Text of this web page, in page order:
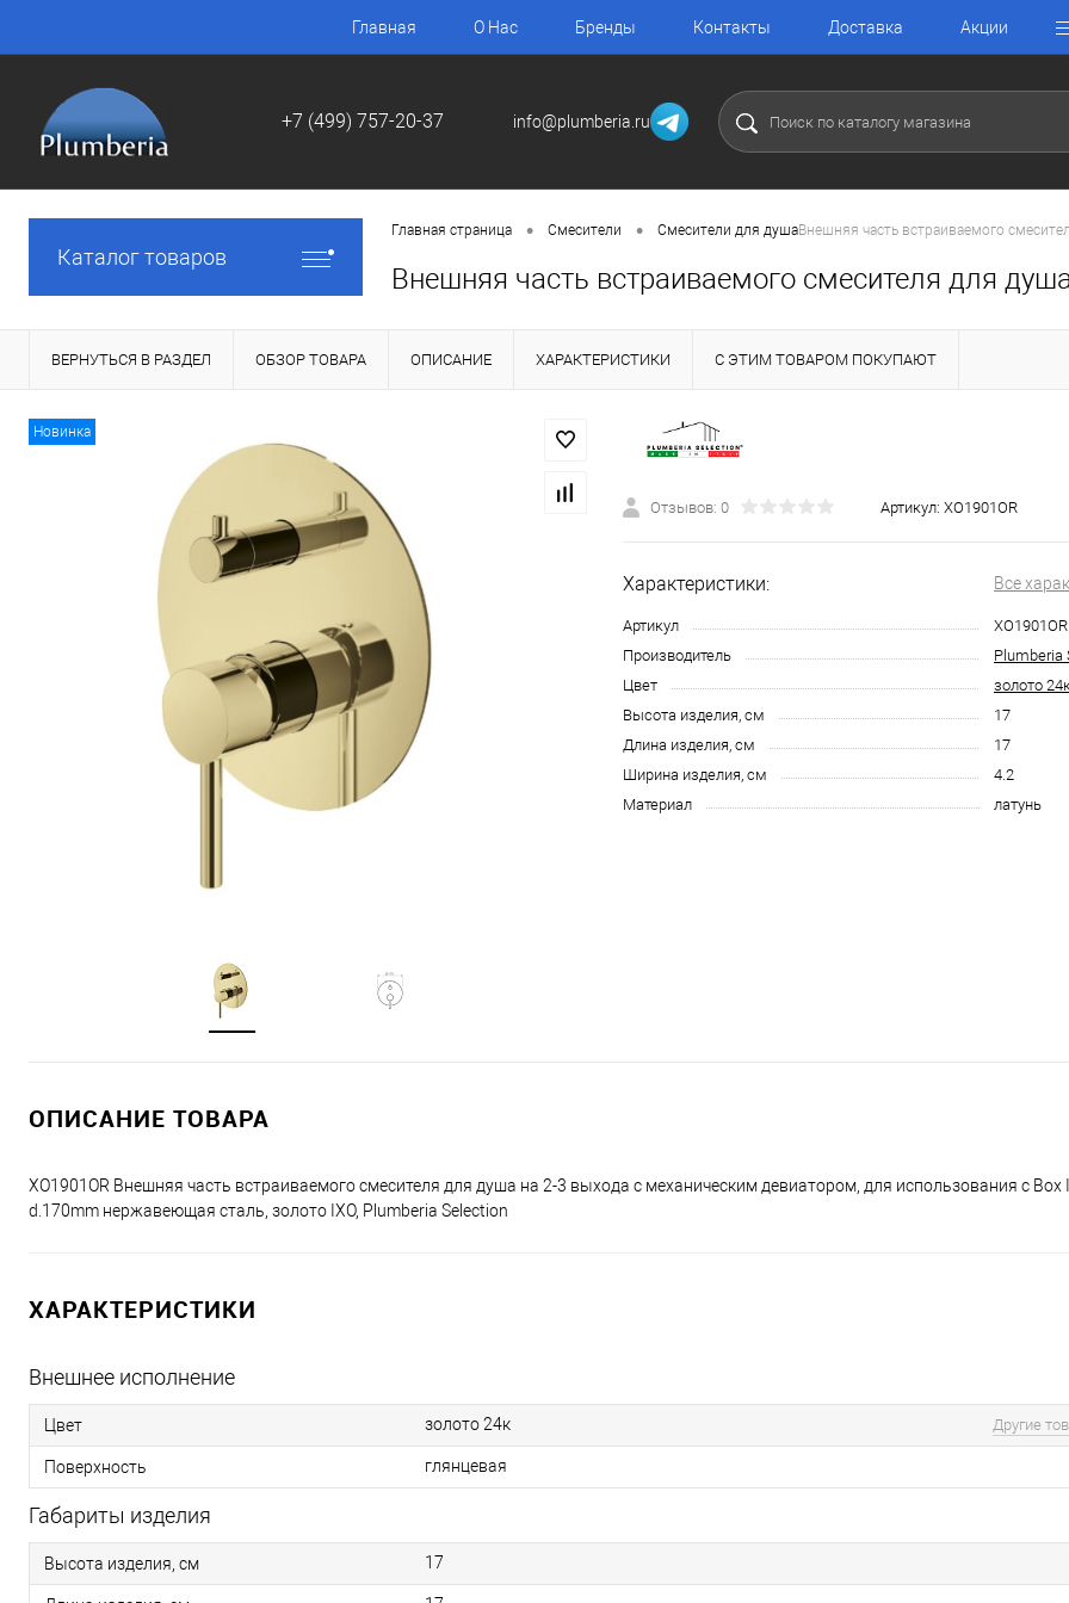
Главная О Нас Бренды Контакты Доставка Акции
+7 (499) 757-20-37 info@plumberia.ru
Каталог товаров
Главная страница • Смесители • Смесители для душаВнешняя часть встраиваемого
Внешняя часть встраиваемого смесителя для
ВЕРНУТЬСЯ В РАЗДЕЛ ОБЗОР ТОВАРА ОПИСАНИЕ ХАРАКТЕРИСТИКИ С ЭТИМ ТОВАРОМ ПОКУПАЮТ
Новинка
Отзывов: 0 Артикул: XO1901OR
Характеристики: Все
Артикул
XO1901OR
Производитель
Plumberia
Цвет
золото
Высота изделия, см
17
Длина изделия, см
17
Ширина изделия, см
4.2
Материал
латунь
ОПИСАНИЕ ТОВАРА
XO1901OR Внешняя часть встраиваемого смесителя для душа на 2-3 выхода с механическим девиатором, для использования с Box
d.170mm нержавеющая сталь, золото IXO, Plumberia Selection
ХАРАКТЕРИСТИКИ
Внешнее исполнение
Цвет золото 24к Другие
Поверхность глянцевая
Габариты изделия
Высота изделия, см 17